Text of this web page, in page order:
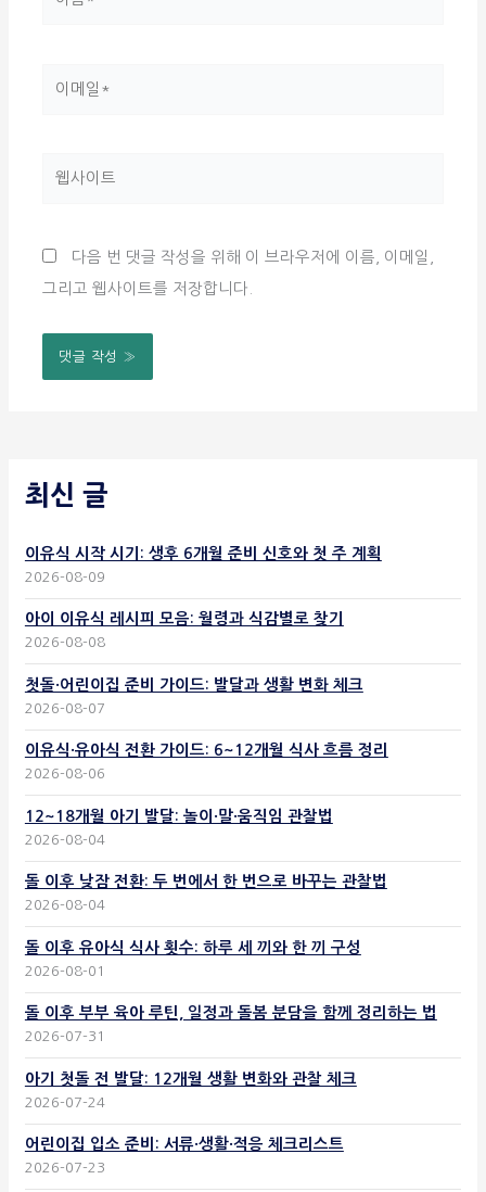
트 다음 번 댓글 작성을 위해 이 브라우저에 이름, 이메일,
그리고 웹사이트를 저장합니다.
최신 글
이유식 시작 시기: 생후 6개월 준비 신호와 첫 주 계획
2026-08-09
아이 이유식 레시피 모음: 월령과 식감별로 찾기
2026-08-08
첫돌·어린이집 준비 가이드: 발달과 생활 변화 체크
2026-08-07
이유식·유아식 전환 가이드: 6~12개월 식사 흐름 정리
2026-08-06
12~18개월 아기 발달: 놀이·말·움직임 관찰법
2026-08-04
돌 이후 낮잠 전환: 두 번에서 한 번으로 바꾸는 관찰법
2026-08-04
돌 이후 유아식 식사 횟수: 하루 세 끼와 한 끼 구성
2026-08-01
돌 이후 부부 육아 루틴, 일정과 돌봄 분담을 함께 정리하는 법
2026-07-31
아기 첫돌 전 발달: 12개월 생활 변화와 관찰 체크
2026-07-24
어린이집 입소 준비: 서류·생활·적응 체크리스트
2026-07-23